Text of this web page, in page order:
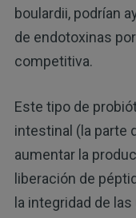
boulardii, podrían
de endotoxinas
competitiva.
Este tipo de
intestinal (la parte
aumentar la
liberación de
la integridad de